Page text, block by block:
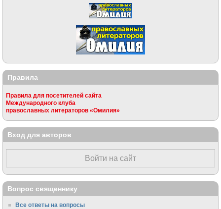
Правила
Правила для посетителей сайта
Международного клуба
православных литераторов «Омилия»
Вход для авторов
Войти на сайт
Вопрос священнику
Все ответы на вопросы